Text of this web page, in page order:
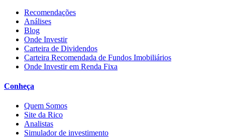
Recomendações
Análises
Blog
Onde Investir
Carteira de Dividendos
Carteira Recomendada de Fundos Imobiliários
Onde Investir em Renda Fixa
Conheça
Quem Somos
Site da Rico
Analistas
Simulador de investimento